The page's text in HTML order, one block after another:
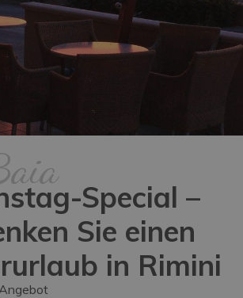
Special –
Sie einen
in Rimini